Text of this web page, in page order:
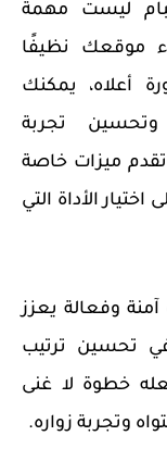
ليست مهمة
موقعك نظيفًا
أعلاه، يمكنك
وتحسين تجربة
ميزات خاصة
الأداة التي
آمنة وفعالة يعزز
تحسين ترتيب
خطوة لا غنى
وتجربة زواره.